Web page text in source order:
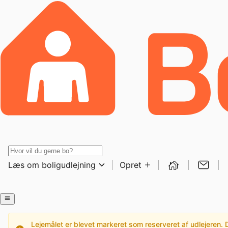
Læs om boligudlejning Opret
Lejemålet er blevet markeret som reserveret af